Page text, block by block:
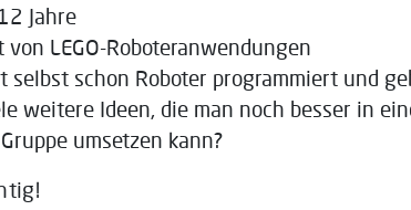
Jahre
LEGO-Roboteranwendungen
selbst schon Roboter programmiert und
weitere Ideen, die man noch besser in
umsetzen kann?